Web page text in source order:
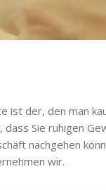
ist der, den man
Sie ruhigen
nachgehen
wir.